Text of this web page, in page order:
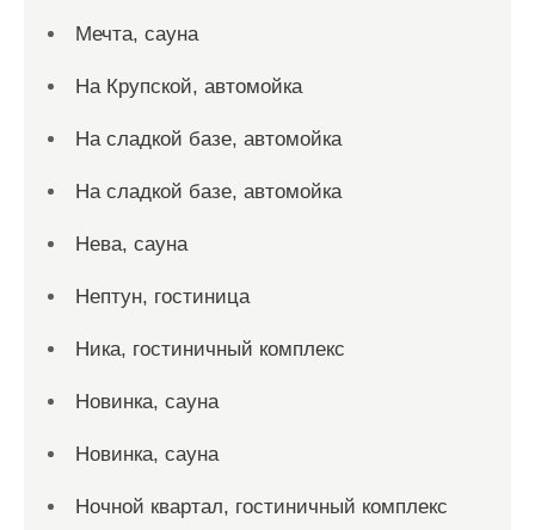
Мечта, сауна
На Крупской, автомойка
На сладкой базе, автомойка
На сладкой базе, автомойка
Нева, сауна
Нептун, гостиница
Ника, гостиничный комплекс
Новинка, сауна
Новинка, сауна
Ночной квартал, гостиничный комплекс